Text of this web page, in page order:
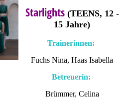
Starlights(TEENS, 12 -
15 Jahre)
Trainerinnen:
Fuchs Nina, Haas Isabella
Betreuerin:
Brümmer, Celina